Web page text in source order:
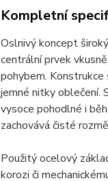
Kompletní
Oslnivý koncept
centrální prvek
pohybem. Konstrukce
jemné nitky oblečení.
vysoce pohodlné i
zachovává čisté
Použitý ocelový
korozi či